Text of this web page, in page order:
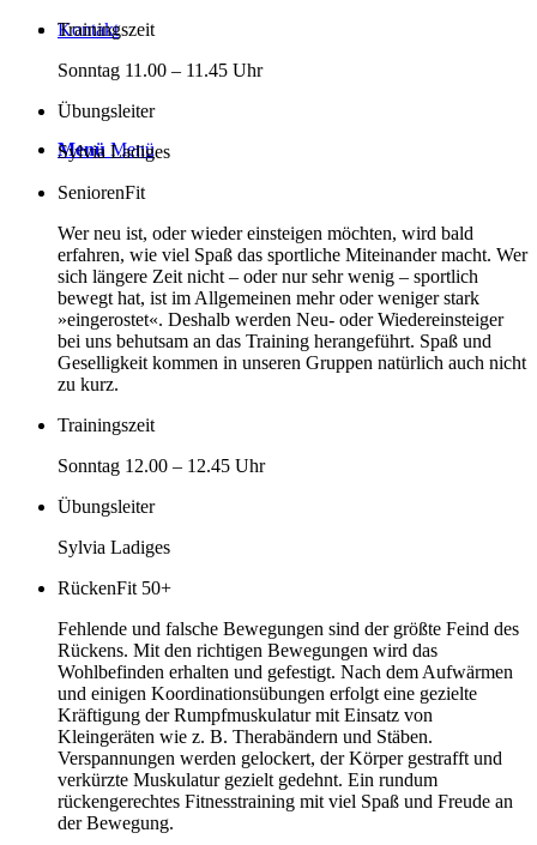
Kontakt
Menü Menü
Trainingszeit
Sonntag 11.00 – 11.45 Uhr
Übungsleiter
Sylvia Ladiges
SeniorenFit
Wer neu ist, oder wieder einsteigen möchten, wird bald
erfahren, wie viel Spaß das sportliche Miteinander macht. Wer
sich längere Zeit nicht – oder nur sehr wenig – sportlich
bewegt hat, ist im Allgemeinen mehr oder weniger stark
»eingerostet«. Deshalb werden Neu- oder Wiedereinsteiger
bei uns behutsam an das Training herangeführt. Spaß und
Geselligkeit kommen in unseren Gruppen natürlich auch nicht
zu kurz.
Trainingszeit
Sonntag 12.00 – 12.45 Uhr
Übungsleiter
Sylvia Ladiges
RückenFit 50+
Fehlende und falsche Bewegungen sind der größte Feind des
Rückens. Mit den richtigen Bewegungen wird das
Wohlbefinden erhalten und gefestigt. Nach dem Aufwärmen
und einigen Koordinationsübungen erfolgt eine gezielte
Kräftigung der Rumpfmuskulatur mit Einsatz von
Kleingeräten wie z. B. Therabändern und Stäben.
Verspannungen werden gelockert, der Körper gestrafft und
verkürzte Muskulatur gezielt gedehnt. Ein rundum
rückengerechtes Fitnesstraining mit viel Spaß und Freude an
der Bewegung.